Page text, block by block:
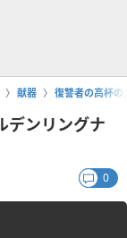
献器 復讐者の高杯の
デンリングナ
0